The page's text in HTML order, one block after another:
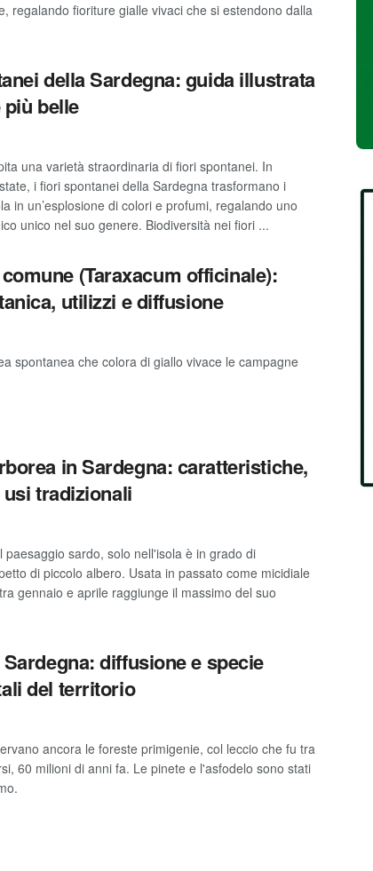
regalando fioriture gialle vivaci che si estendono dalla
della Sardegna: guida illustrata
belle
una varietà straordinaria di fiori spontanei. In
i fiori spontanei della Sardegna trasformano i
in un’esplosione di colori e profumi, regalando uno
unico nel suo genere. Biodiversità nei fiori ...
(Taraxacum officinale):
utilizzi e diffusione
spontanea che colora di giallo vivace le campagne
in Sardegna: caratteristiche,
tradizionali
paesaggio sardo, solo nell'isola è in grado di
di piccolo albero. Usata in passato come micidiale
gennaio e aprile raggiunge il massimo del suo
diffusione e specie
del territorio
ancora le foreste primigenie, col leccio che fu tra
60 milioni di anni fa. Le pinete e l'asfodelo sono stati